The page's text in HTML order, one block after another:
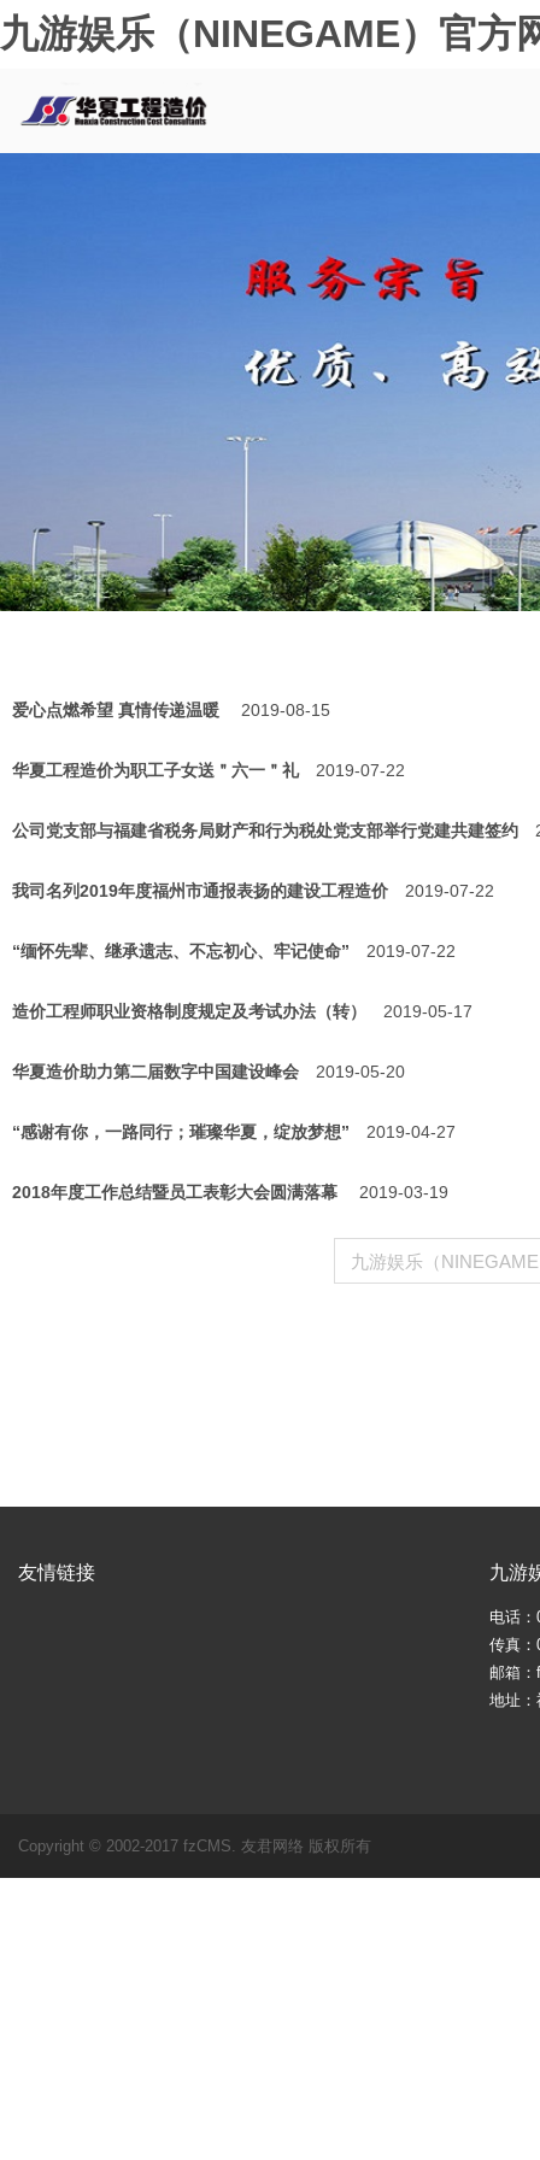
九游娱乐（NINEGAME）官方
爱心点燃希望 真情传递温暖 2019-08-15
华夏工程造价为职工子女送＂六一＂礼 2019-07-22
公司党支部与福建省税务局财产和行为税处党支部举行党建共建签约
我司名列2019年度福州市通报表扬的建设工程造价 2019-07-22
“缅怀先辈、继承遗志、不忘初心、牢记使命” 2019-07-22
造价工程师职业资格制度规定及考试办法（转） 2019-05-17
华夏造价助力第二届数字中国建设峰会 2019-05-20
“感谢有你，一路同行；璀璨华夏，绽放梦想” 2019-04-27
2018年度工作总结暨员工表彰大会圆满落幕 2019-03-19
九游娱乐（
友情链接 九游
电话：
传真：
邮箱
地址
Copyright © 2002-2017 fzCMS. 友君网络 版权所有